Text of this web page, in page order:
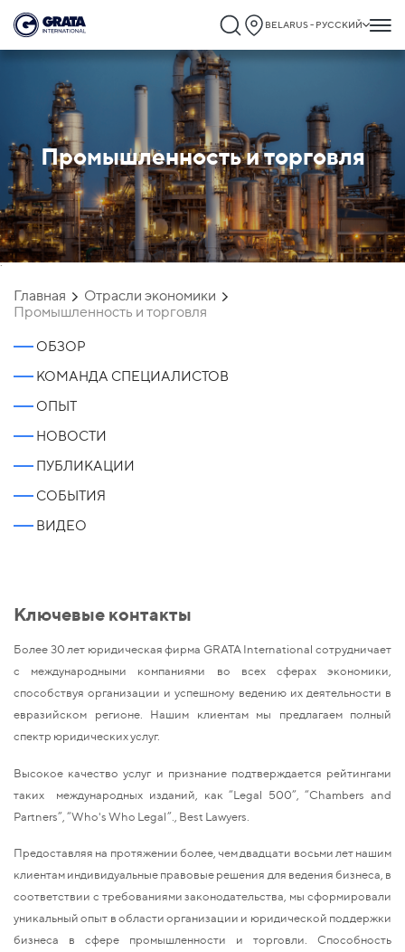
BELARUS - РУССКИЙ
Промышленность и торговля
`
Главная
Отрасли экономики
Промышленность и торговля
ОБЗОР
КОМАНДА СПЕЦИАЛИСТОВ
ОПЫТ
НОВОСТИ
ПУБЛИКАЦИИ
СОБЫТИЯ
ВИДЕО
Ключевые контакты
Более 30 лет юридическая фирма GRATA International сотрудничает
с международными компаниями во всех сферах экономики,
способствуя организации и успешному ведению их деятельности в
евразийском регионе. Нашим клиентам мы предлагаем полный
спектр юридических услуг.
Высокое качество услуг и признание подтверждается рейтингами
таких международных изданий, как “Legal 500”, “Chambers and
Partners”, “Who's Who Legal”., Best Lawyers.
Предоставляя на протяжении более, чем двадцати восьми лет нашим
клиентам индивидуальные правовые решения для ведения бизнеса, в
соответствии с требованиями законодательства, мы сформировали
уникальный опыт в области организации и юридической поддержки
бизнеса в сфере промышленности и торговли. Способность